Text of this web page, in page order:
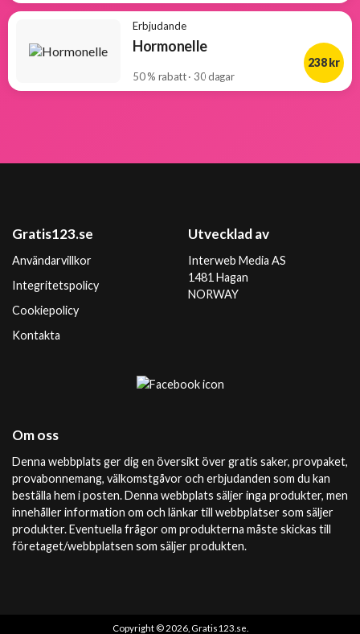
Erbjudande
Hormonelle
50 % rabatt · 30 dagar
238 kr
Gratis123.se
Användarvillkor
Integritetspolicy
Cookiepolicy
Kontakta
Utvecklad av
Interweb Media AS
1481 Hagan
NORWAY
Om oss
Denna webbplats ger dig en översikt över gratis saker, provpaket,
provabonnemang, välkomstgåvor och erbjudanden som du kan
beställa hem i posten. Denna webbplats säljer inga produkter, men
innehåller information om och länkar till webbplatser som säljer
produkter. Eventuella frågor om produkterna måste skickas till
företaget/webbplatsen som säljer produkten.
Copyright © 2026, Gratis123.se.